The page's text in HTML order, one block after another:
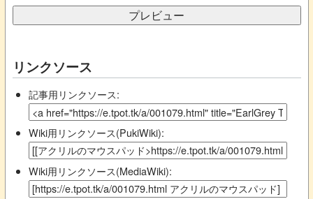
リンクソース
記事用リンクソース:
Wiki用リンクソース(PukiWiki):
Wiki用リンクソース(MediaWiki):